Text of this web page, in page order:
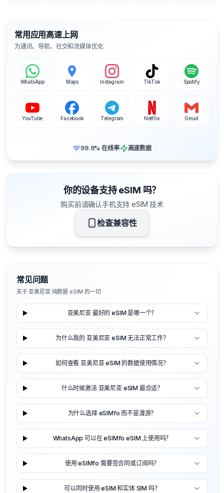
常用应用高速上网
为通讯、导航、社交和流媒体优化
WhatsApp Maps Instagram TikTok Spotify
YouTube Facebook Telegram Netflix Gmail
99.9% 在线率 高速数据
你的设备支持 eSIM 吗？
购买前请确认手机支持 eSIM 技术
检查兼容性
常见问题
关于 亚美尼亚 纯数据 eSIM 的一切
亚美尼亚 最好的 eSIM 是哪一个？
为什么我的 亚美尼亚 eSIM 无法正常工作？
如何查看 亚美尼亚 eSIM 的数据使用情况？
什么时候激活 亚美尼亚 eSIM 最合适？
为什么选择 eSIMfo 而不是漫游？
WhatsApp 可以在 eSIMfo eSIM 上使用吗？
使用 eSIMfo 需要签合同或订阅吗？
可以同时使用 eSIM 和实体 SIM 吗？